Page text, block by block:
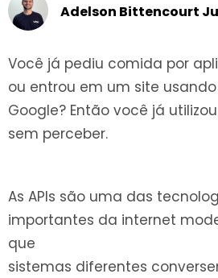
Adelson Bittencourt
Você já pediu comida por
ou entrou em um site
Google? Então você já
sem perceber.
As APIs são uma das
importantes da internet
que
sistemas diferentes